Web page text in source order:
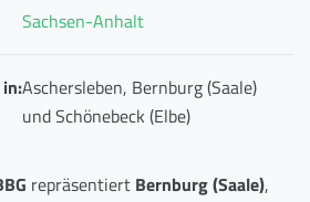
Sachsen-Anhalt
Aschersleben, Bernburg (Saale)
und Schönebeck (Elbe)
repräsentiert Bernburg (Saale),